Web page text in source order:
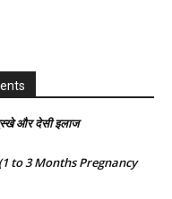
और देसी इलाज
(1 to 3 Months Pregnancy